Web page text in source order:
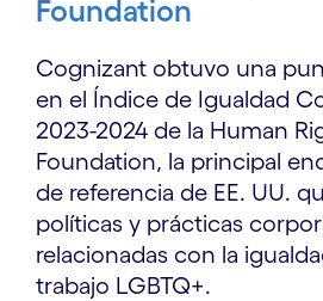
Foundation
Cognizant obtuvo una
en el Índice de Igualdad
2023-2024 de la Human
Foundation, la principal
de referencia de EE. UU.
políticas y prácticas
relacionadas con la
trabajo LGBTQ+.